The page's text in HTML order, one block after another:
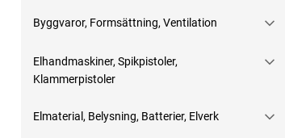
Byggvaror, Formsättning, Ventilation
Elhandmaskiner, Spikpistoler,
Klammerpistoler
Elmaterial, Belysning, Batterier, Elverk